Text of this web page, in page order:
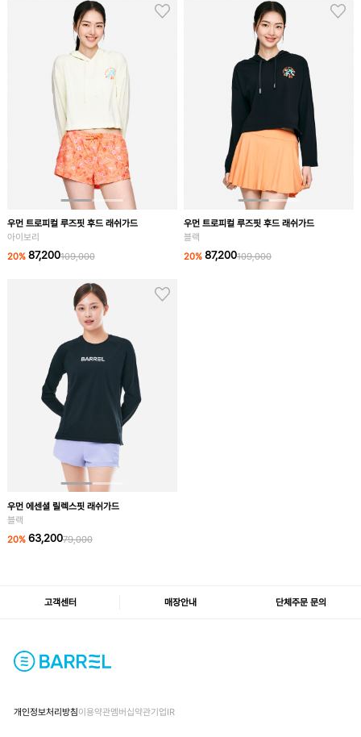
우먼 트로피컬 루즈핏 후드 래쉬가드
아이보리
20% 87,200109,000
우먼 트로피컬 루즈핏 후드 래쉬가드
블랙
20% 87,200109,000
우먼 에센셜 릴렉스핏 래쉬가드
블랙
20% 63,20079,000
고객센터 매장안내 단체주문 문의
개인정보처리방침이용약관멤버십약관기업IR